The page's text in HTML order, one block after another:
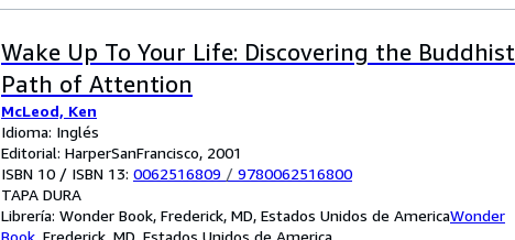
Wake Up To Your Life: Discovering the Buddhist
Path of Attention
McLeod, Ken
Idioma: Inglés
Editorial: HarperSanFrancisco, 2001
ISBN 10 / ISBN 13: 0062516809 / 9780062516800
TAPA DURA
Librería: Wonder Book, Frederick, MD, Estados Unidos de AmericaWonder
Book Frederick, MD, Estados Unidos de America